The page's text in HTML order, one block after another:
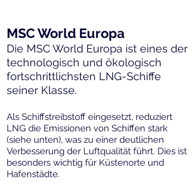
MSC World Europa
Die MSC World Europa ist eines der
technologisch und ökologisch
fortschrittlichsten LNG-Schiffe
seiner Klasse.
Als Schiffstreibstoff eingesetzt, reduziert
LNG die Emissionen von Schiffen stark
(siehe unten), was zu einer deutlichen
Verbesserung der Luftqualität führt. Dies ist
besonders wichtig für Küstenorte und
Hafenstädte.